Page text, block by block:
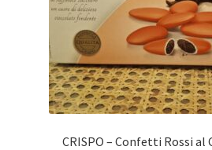
CRISPO – Confetti Rossi al